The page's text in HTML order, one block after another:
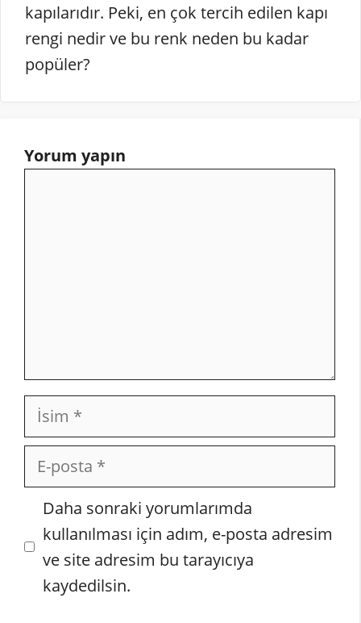
kapılarıdır. Peki, en çok tercih edilen kapı
rengi nedir ve bu renk neden bu kadar
popüler?
Yorum yapın
İsim
posta
İnternet
sitesi
Daha sonraki yorumlarımda
kullanılması için adım, e-posta adresim
ve site adresim bu tarayıcıya
kaydedilsin.